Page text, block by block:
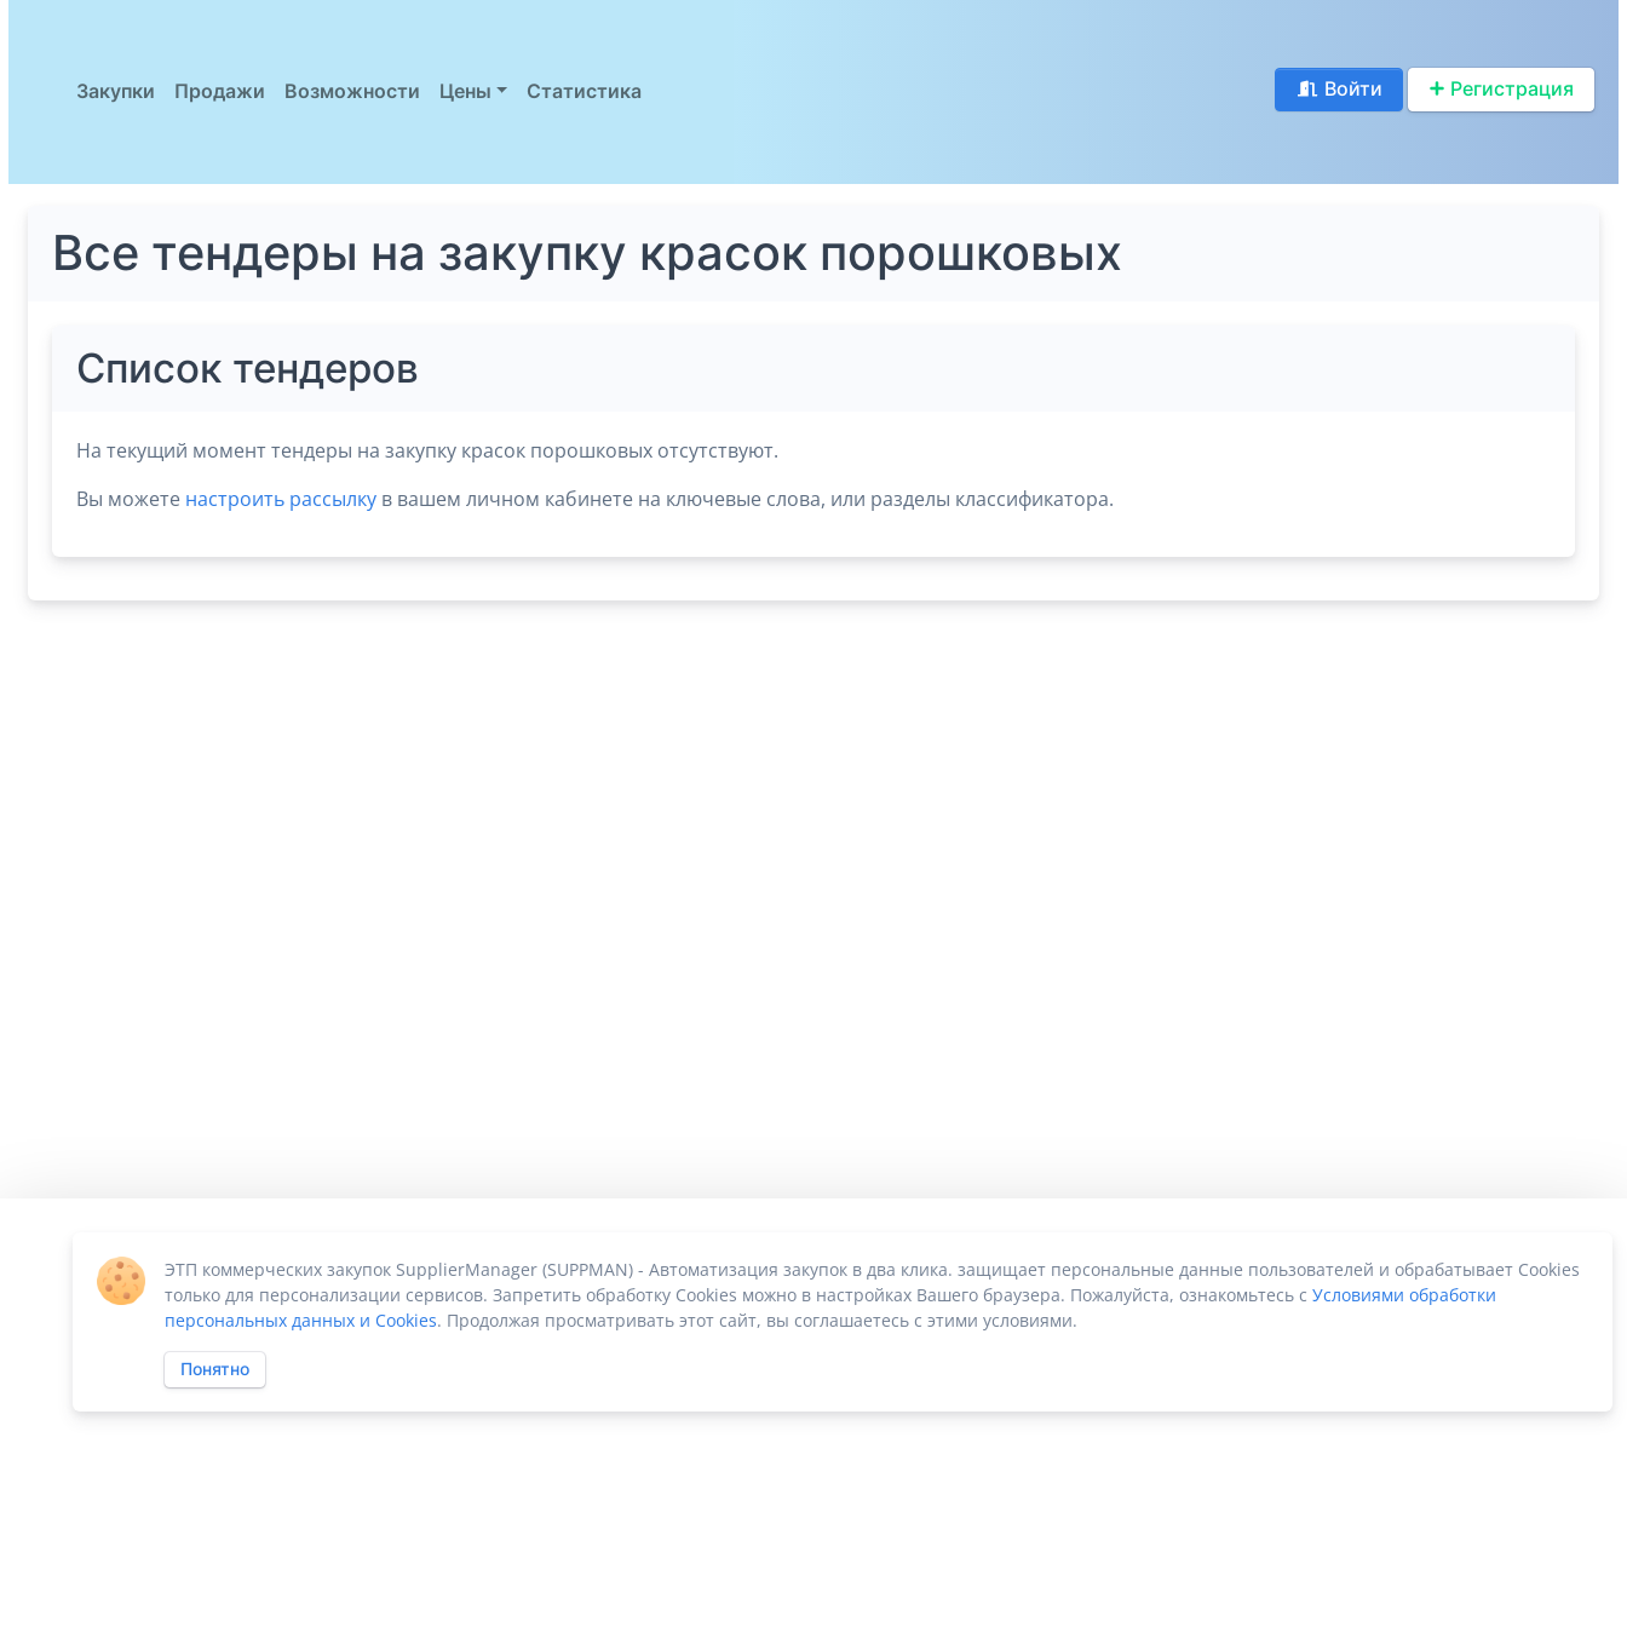
Закупки Продажи Возможности Цены Статистика Войти Регистрация
Все тендеры на закупку красок порошковых
Список тендеров
На текущий момент тендеры на закупку красок порошковых отсутствуют.
Вы можете настроить рассылкув вашем личном кабинете на ключевые слова, или разделы классификатора.
ЭТП коммерческих закупок SupplierManager (SUPPMAN) - Автоматизация закупок в два клика. защищает персональные данные пользователей и обрабатывает Cookies
только для персонализации сервисов. Запретить обработку Cookies можно в настройках Вашего браузера. Пожалуйста, ознакомьтесь с Условиями обработки
персональных данных и Cookies. Продолжая просматривать этот сайт, вы соглашаетесь с этими условиями.
Понятно